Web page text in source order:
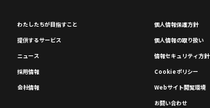
わたしたちが⽬指すこと
提供するサービス
ニュース
採⽤情報
会社情報
個⼈情報保護⽅針
個⼈情報の取り扱い
情報セキュリティ⽅針
Cookieポリシー
Webサイト閲覧環境
お問い合わせ